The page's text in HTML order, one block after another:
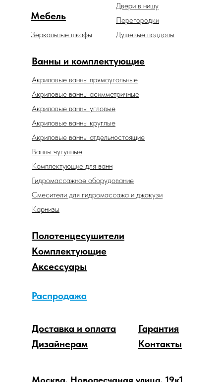
Ванны и комплектующие
Акриловые ванны прямоугольные
Зеркальные шкафы
Мебель
Двери в нишу
Перегородки
Аксессуары
Распродажа
Комплектующие
Дизайнерам
Доставка и оплата
Гарантия
Контакты
Душевые поддоны
Акриловые ванны отдельностоящие
Акриловые ванны асимметричные
Акриловые ванны угловые
Акриловые ванны круглые
Ванны чугунные
Комплектующие для ванн
Гидромассажное оборудование
Смесители для гидромассажа и джакузи
Карнизы
Полотенцесушители